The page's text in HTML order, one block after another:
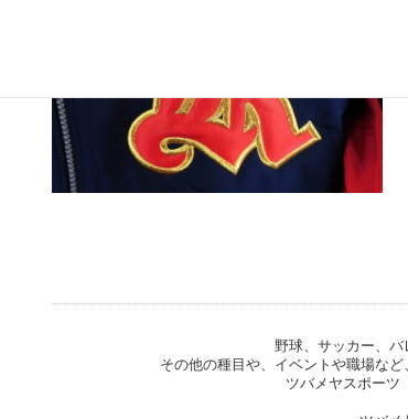
野球、サッカー、バ
その他の種目や、イベントや職場な
ツバメヤスポーツ